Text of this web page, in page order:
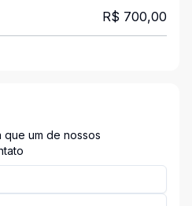
R$ 700,00
que um de nossos